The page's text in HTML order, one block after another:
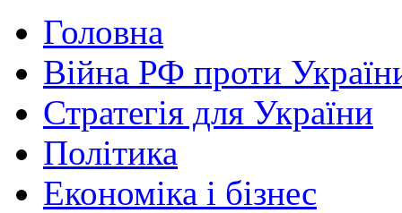
Головна
Війна РФ проти
Стратегія для України
Політика
Економіка і бізнес